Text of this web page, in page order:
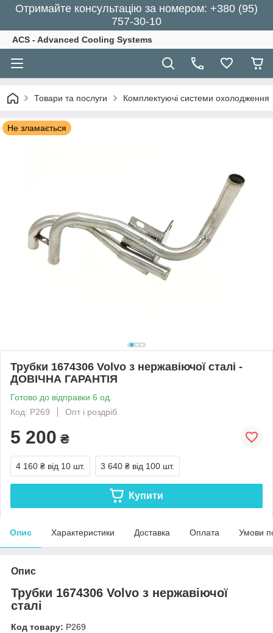
Отримайте консультацію за номером: +380 (95)
757-30-10
ACS - Advanced Cooling Systems
Товари та послуги Комплектуючі системи охолодження
Не зламається
Трубки 1674306 Volvo з нержавіючої сталі -
ДОВІЧНА ГАРАНТІЯ
Готово до відправки 6 од.
Код: Р269
Опт і роздріб
5 200 ₴
4 160 ₴ від 10 шт. 3 640 ₴ від 100 шт.
Купити
Опис Характеристики Доставка Оплата Умови
Опис
Трубки 1674306 Volvo з нержавіючої
сталі
Код товару: Р269